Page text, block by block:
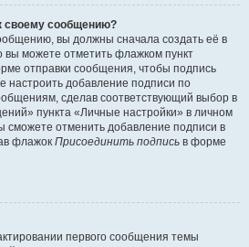
своему сообщению?
вы должны сначала создать её в
вы можете отметить флажком пункт
отправки сообщения, чтобы подпись
настроить добавление подписи по
сделав соответствующий выбор в
пункта «Личные настройки» в личном
сможете отменить добавление подписи в
флажок Присоединить подпись в форме
первого сообщения темы